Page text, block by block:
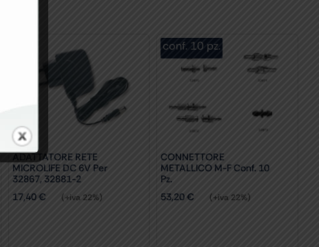
ADATTATORE RETE
MICROLIFE DC 6V Per
32867, 32881-2
17,40€ (+iva 22%)
conf. 10 pz.
CONNETTORE
METALLICO M-F Conf. 10
Pz.
53,20€ (+iva 22%)